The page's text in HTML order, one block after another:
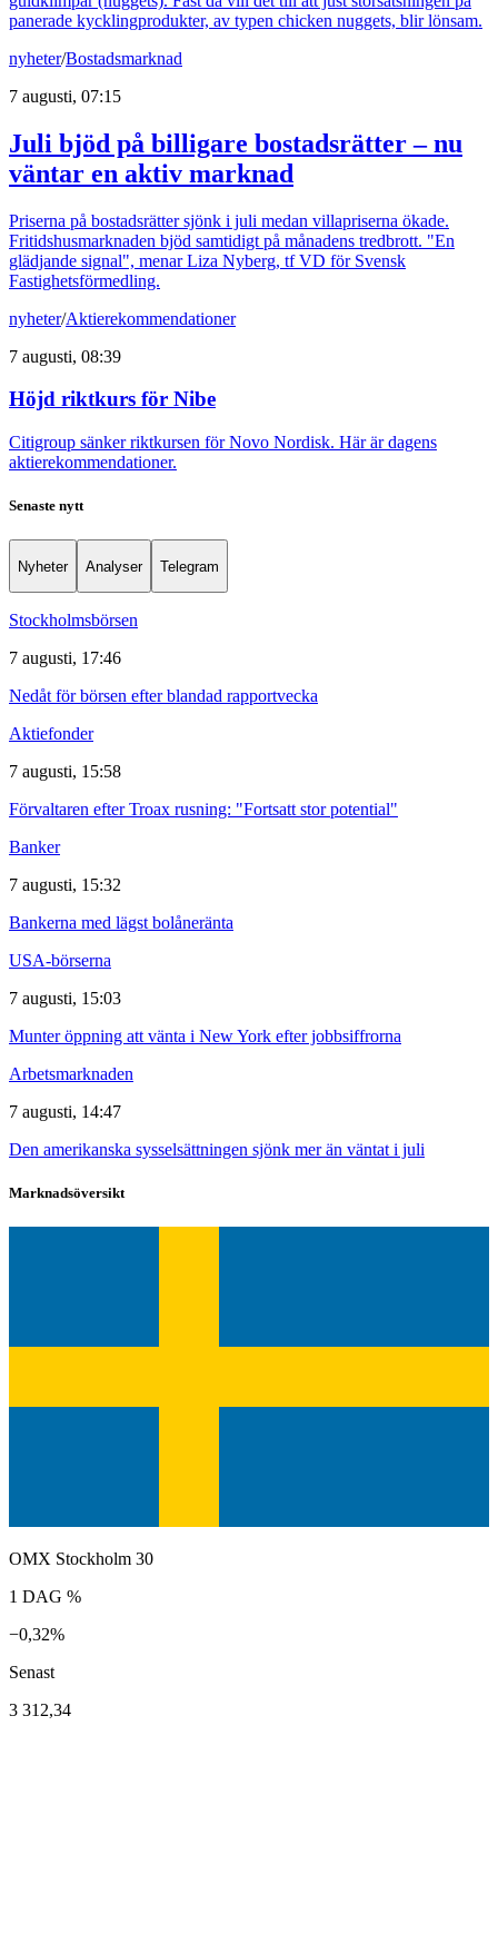
panerade kycklingprodukter, av typen chicken nuggets, blir lönsam.
nyheter/Bostadsmarknad
7 augusti, 07:15
Juli bjöd på billigare bostadsrätter – nu
väntar en aktiv marknad
Priserna på bostadsrätter sjönk i juli medan villapriserna ökade.
Fritidshusmarknaden bjöd samtidigt på månadens tredbrott. "En
glädjande signal", menar Liza Nyberg, tf VD för Svensk
Fastighetsförmedling.
nyheter/Aktierekommendationer
7 augusti, 08:39
Höjd riktkurs för Nibe
Citigroup sänker riktkursen för Novo Nordisk. Här är dagens
aktierekommendationer.
Senaste nytt
Nyheter Analyser Telegram
Stockholmsbörsen
7 augusti, 17:46
Nedåt för börsen efter blandad rapportvecka
Aktiefonder
7 augusti, 15:58
Förvaltaren efter Troax rusning: "Fortsatt stor potential"
Banker
7 augusti, 15:32
Bankerna med lägst bolåneränta
USA-börserna
7 augusti, 15:03
Munter öppning att vänta i New York efter jobbsiffrorna
Arbetsmarknaden
7 augusti, 14:47
Den amerikanska sysselsättningen sjönk mer än väntat i juli
Marknadsöversikt
OMX Stockholm 30
1 DAG %
−0,32%
Senast
3 312,34